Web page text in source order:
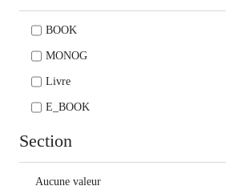
BOOK
MONOG
Livre
E_BOOK
Section
Aucune valeur